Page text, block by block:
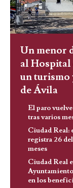
Un menor
al Hospital
un turismo
de Ávila
El paro
tras varios
Ciudad Real:
registra 26
meses
Ciudad Real
en los